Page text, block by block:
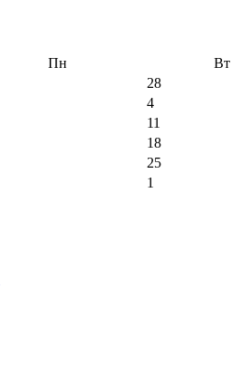
Пн Вт
28
4
11
18
25
1